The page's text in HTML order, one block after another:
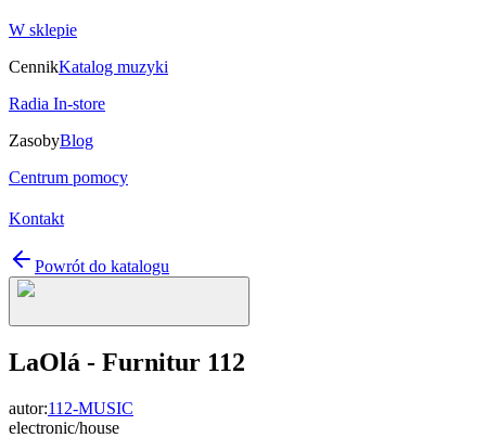
W sklepie
CennikKatalog muzyki
Radia In-store
ZasobyBlog
Centrum pomocy
Kontakt
Powrót do katalogu
LaOlá - Furnitur 112
autor:112-MUSIC
electronic/house